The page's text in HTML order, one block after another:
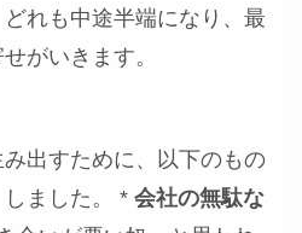
れも中途半端になり、最
がいきます。
出すために、以下のもの
しました。 *会社の無駄な